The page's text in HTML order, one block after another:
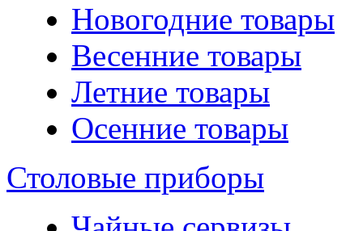
Новогодние товары
Весенние товары
Летние товары
Осенние товары
Столовые приборы